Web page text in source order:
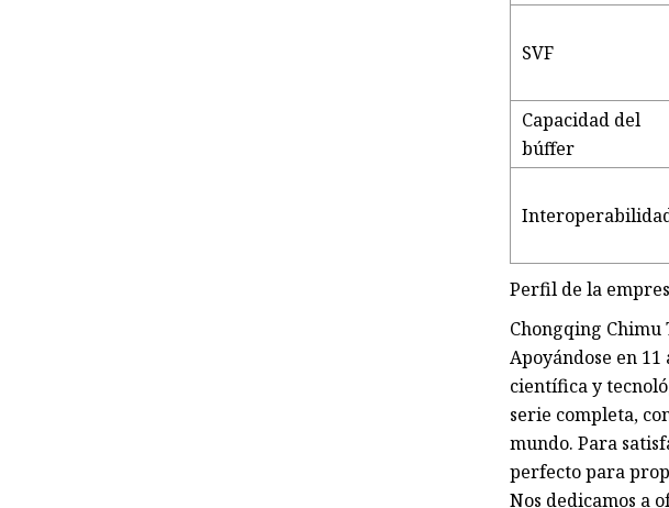
SVF
Capacidad del
búffer
Perfil de la
Chongqing Chimu
Apoyándose en
científica y
serie completa,
mundo. Para
perfecto para
Nos dedicamos a